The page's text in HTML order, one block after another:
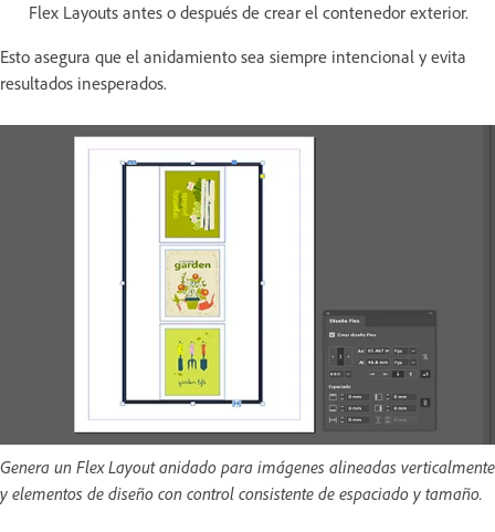
Flex Layouts antes o después de crear el contenedor exterior.
Esto asegura que el anidamiento sea siempre intencional y evita
resultados inesperados.
Genera un Flex Layout anidado para imágenes alineadas verticalmente
y elementos de diseño con control consistente de espaciado y tamaño.